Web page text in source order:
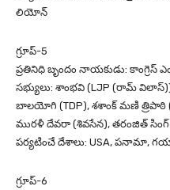
లియోన్
గ్రూప్‌-5
ప్రతినిధి బృందం నాయకుడు: కాంగ్రెస్
సభ్యులు: శాంభవి (LJP (రామ్
బాలయోగి (TDP), శశాంక్ మణి త్రిపాఠి
మురళీ దేవరా (శివసేన), తరంజిత్ సింగ్
పర్యటించే దేశాలు: USA, పనామా,
గ్రూప్-6